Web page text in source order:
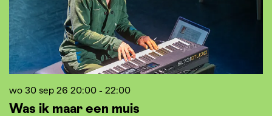
Was ik maar een muis
wo 30 sep 26 20:00 - 22:00